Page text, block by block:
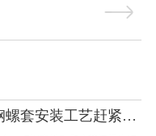
铝合金车体的自攻钢螺套安装工艺赶紧了解一下